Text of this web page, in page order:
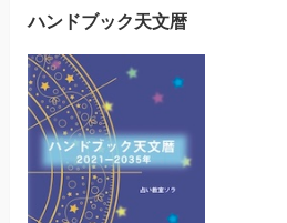
ハンドブック天文暦